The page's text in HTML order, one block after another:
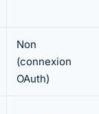
Non
(connexion
OAuth)